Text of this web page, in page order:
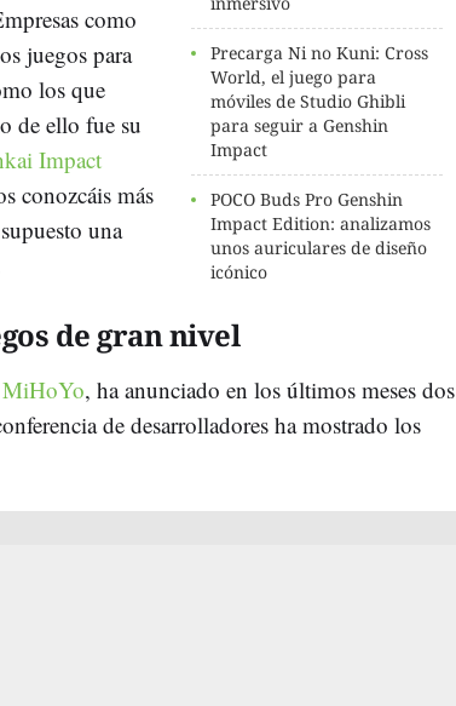
Precarga Ni no Kuni: Cross
World, el juego para
móviles de Studio Ghibli
para seguir a Genshin
Impact
POCO Buds Pro Genshin
Impact Edition: analizamos
unos auriculares de diseño
icónico
como
juegos para
los que
de ello fue su
Impact
conozcáis más
una
de gran nivel
MiHoYo, ha anunciado en los últimos meses dos
de desarrolladores ha mostrado los